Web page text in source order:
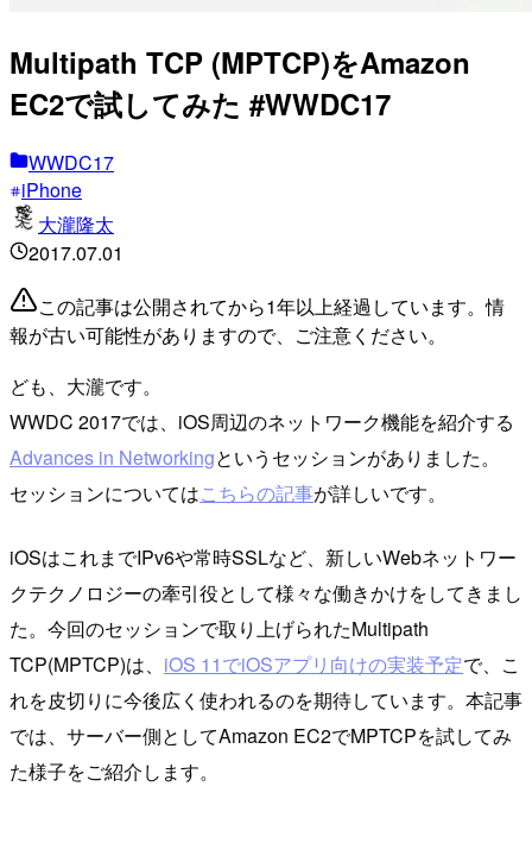
Multipath TCP (MPTCP)をAmazon
EC2で試してみた #WWDC17
WWDC17
iPhone
大瀧隆太
2017.07.01
この記事は公開されてから1年以上経過しています。情
報が古い可能性がありますので、ご注意ください。
ども、大瀧です。
WWDC 2017では、iOS周辺のネットワーク機能を紹介する
Advances in Networkingというセッションがありました。
セッションについてはこちらの記事が詳しいです。
iOSはこれまでIPv6や常時SSLなど、新しいWebネットワー
クテクノロジーの牽引役として様々な働きかけをしてきまし
た。今回のセッションで取り上げられたMultipath
TCP(MPTCP)は、 iOS 11でiOSアプリ向けの実装予定で、こ
れを皮切りに今後広く使われるのを期待しています。本記事
では、サーバー側としてAmazon EC2でMPTCPを試してみ
た様子をご紹介します。